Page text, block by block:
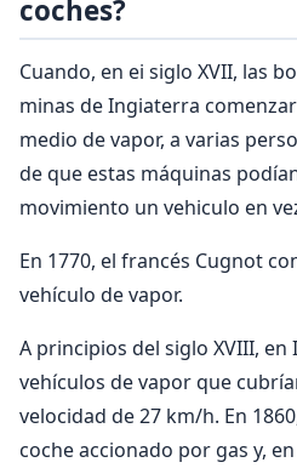
coches?
Cuando, en ei siglo XVII, las
minas de Ingiaterra
medio de vapor, a varias
de que estas máquinas
movimiento un vehiculo en
En 1770, el francés Cugnot
vehículo de vapor.
A principios del siglo XVIII,
vehículos de vapor que
velocidad de 27 km/h. En
coche accionado por gas y,